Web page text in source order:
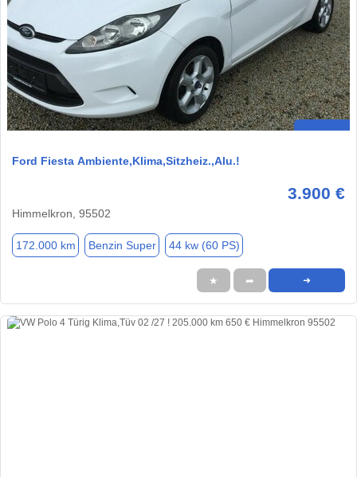
Ford Fiesta Ambiente,Klima,Sitzheiz.,Alu.!
3.900 €
Himmelkron, 95502
172.000 km Benzin Super 44 kw (60 PS)
★ ➦ ➜